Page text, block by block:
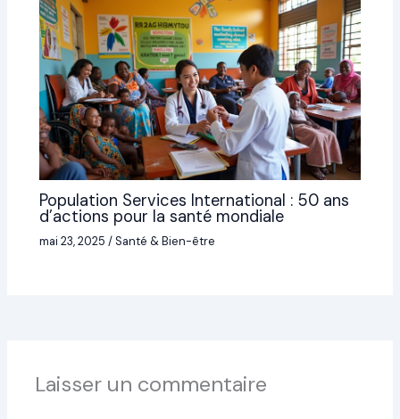
Population Services International : 50 ans
d’actions pour la santé mondiale
mai 23, 2025/Santé & Bien-être
Laisser un commentaire